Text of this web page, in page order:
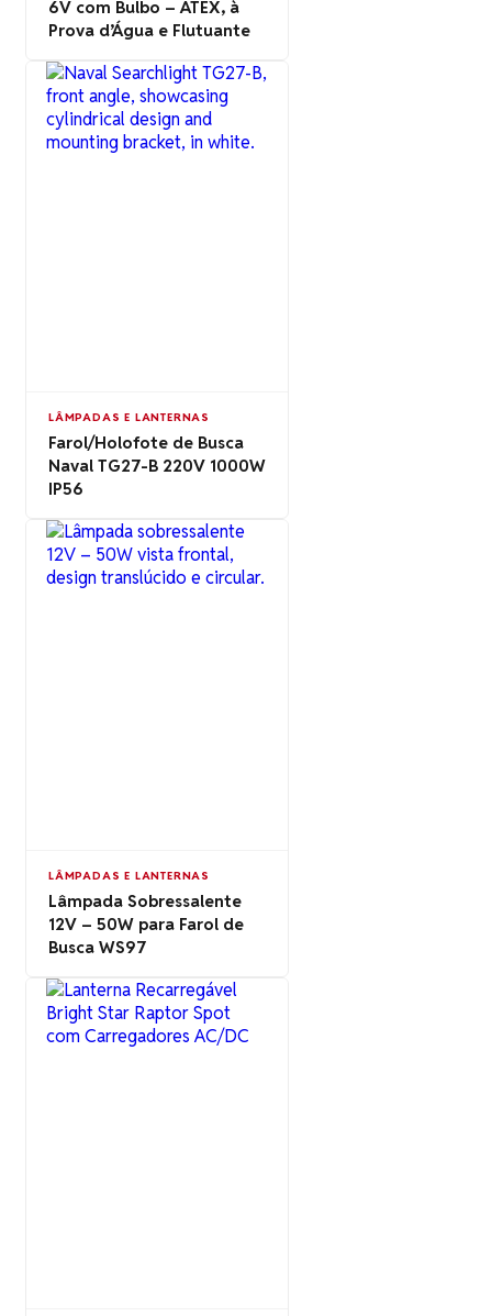
6V com Bulbo – ATEX, à
Prova d’Água e Flutuante
LÂMPADAS E LANTERNAS
Farol/Holofote de Busca
Naval TG27-B 220V 1000W
IP56
LÂMPADAS E LANTERNAS
Lâmpada Sobressalente
12V – 50W para Farol de
Busca WS97